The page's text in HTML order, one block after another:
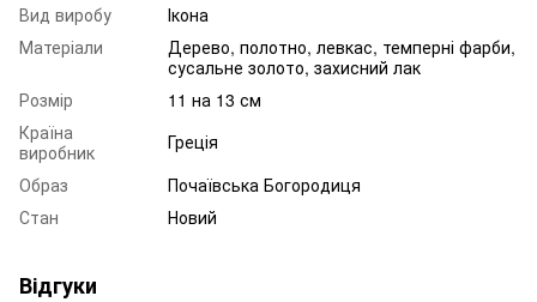
Вид виробу
Ікона
Матеріали
Дерево, полотно, левкас, темперні фарби,
сусальне золото, захисний лак
Розмір
11 на 13 см
Країна
виробник
Греція
Образ
Почаївська Богородиця
Стан
Новий
Відгуки